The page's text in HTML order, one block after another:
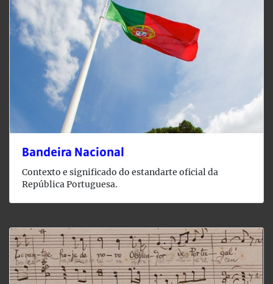
Bandeira Nacional
Contexto e significado do estandarte oficial da
República Portuguesa.